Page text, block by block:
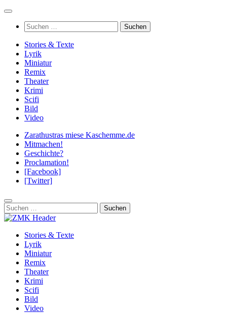
Zum
springenSuchen
nach:
Stories & Texte
Lyrik
Miniatur
Remix
Theater
Krimi
Scifi
Bild
Video
Zarathustras miese Kaschemme.de
Mitmachen!
Geschichte?
Proclamation!
[Facebook]
[Twitter]
Suchen
nach:
Stories & Texte
Lyrik
Miniatur
Remix
Theater
Krimi
Scifi
Bild
Video